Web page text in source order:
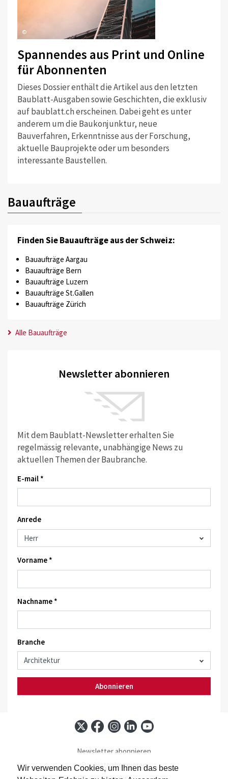
Wir verwenden Cookies, um Ihnen das beste
©
Spannendes aus Print und Online
für Abonnenten
Dieses Dossier enthält die Artikel aus den letzten
Baublatt-Ausgaben sowie Geschichten, die exklusiv
auf baublatt.ch erscheinen. Dabei geht es unter
anderem um die Baukonjunktur, neue
Bauverfahren, Erkenntnisse aus der Forschung,
aktuelle Bauprojekte oder um besonders
interessante Baustellen.
Bauaufträge
Finden Sie Bauaufträge aus der Schweiz:
Bauaufträge Aargau
Bauaufträge Bern
Bauaufträge Luzern
Bauaufträge St.Gallen
Bauaufträge Zürich
Alle Bauaufträge
Newsletter abonnieren
Mit dem Baublatt-Newsletter erhalten Sie
regelmässig relevante, unabhängige News zu
aktuellen Themen der Baubranche.
E-mail *
Anrede
Vorname *
Nachname *
Branche
Abonnieren
Newsletter abonnieren
Baublatt abonnieren